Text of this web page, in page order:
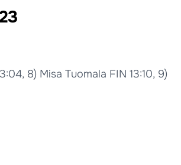
8) Misa Tuomala FIN 13:10, 9)